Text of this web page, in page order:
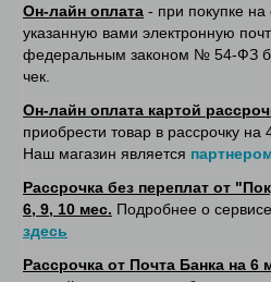
Он-лайн оплата - при покупке
указанную вами электронную
федеральным законом № 54-ФЗ
чек.
Он-лайн оплата картой
приобрести товар в рассрочку на
Наш магазин является
Рассрочка без переплат от
6, 9, 10 мес. Подробнее о
здесь
Рассрочка от Почта Банка на 6